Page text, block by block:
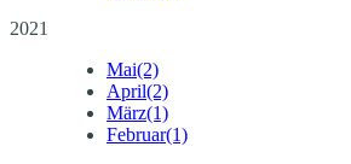
2021
Mai(2)
April(2)
März(1)
Februar(1)